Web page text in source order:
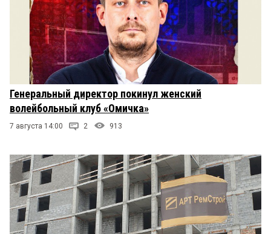
Генеральный директор покинул женский
волейбольный клуб «Омичка»
7 августа 14:00 2 913